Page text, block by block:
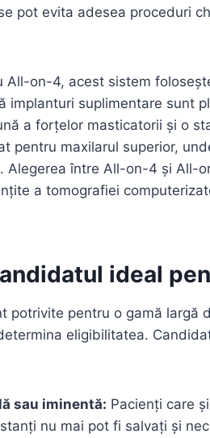
pot evita adesea proceduri
All-on-4, acest sistem
implanturi suplimentare sunt
a forțelor masticatorii și o
pentru maxilarul superior,
Alegerea între All-on-4 și All-
a tomografiei
ideal
potrivite pentru o gamă largă
eligibilitatea.
sau iminentă: Pacienți care
nu mai pot fi salvați și